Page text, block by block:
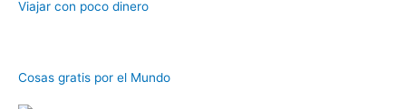
Viajar con poco dinero
Cosas gratis por el Mundo